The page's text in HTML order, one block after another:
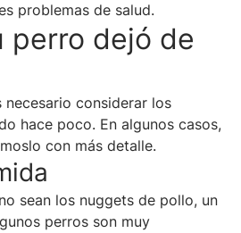
problemas de salud.
perro dejó de
necesario considerar los
hace poco. En algunos casos,
con más detalle.
sean los nuggets de pollo, un
perros son muy